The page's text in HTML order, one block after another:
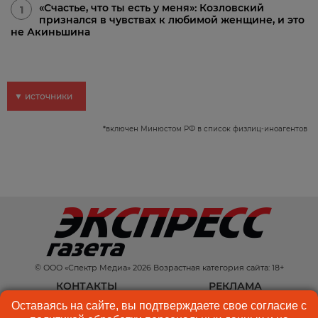
1
«Счастье, что ты есть у меня»: Козловский
признался в чувствах к любимой женщине, и это
не Акиньшина
▼ источники
*включен Минюстом РФ в список физлиц-иноагентов
© ООО «Спектр Медиа» 2026 Возрастная категория сайта: 18+
КОНТАКТЫ
РЕКЛАМА
КУКИ-ФАЙЛЫ
ПОЛЬЗОВАТЕЛЬСКОЕ
Оставаясь на сайте, вы подтверждаете свое согласие с